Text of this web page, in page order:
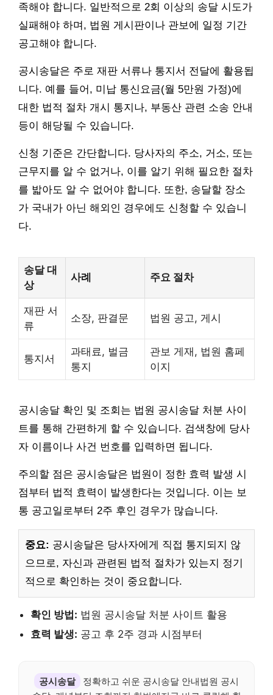
족해야 합니다. 일반적으로 2회 이상의 송달 시도가
실패해야 하며, 법원 게시판이나 관보에 일정 기간
공고해야 합니다.
공시송달은 주로 재판 서류나 통지서 전달에 활용됩
니다. 예를 들어, 미납 통신요금(월 5만원 가정)에
대한 법적 절차 개시 통지나, 부동산 관련 소송 안내
등이 해당될 수 있습니다.
신청 기준은 간단합니다. 당사자의 주소, 거소, 또는
근무지를 알 수 없거나, 이를 알기 위해 필요한 절차
를 밟아도 알 수 없어야 합니다. 또한, 송달할 장소
가 국내가 아닌 해외인 경우에도 신청할 수 있습니
다.
송달 대
상
사례 주요 절차
재판 서
류
소장, 판결문 법원 공고, 게시
통지서
과태료, 벌금
통지
관보 게재, 법원 홈페
이지
공시송달 확인 및 조회는 법원 공시송달 처분 사이
트를 통해 간편하게 할 수 있습니다. 검색창에 당사
자 이름이나 사건 번호를 입력하면 됩니다.
주의할 점은 공시송달은 법원이 정한 효력 발생 시
점부터 법적 효력이 발생한다는 것입니다. 이는 보
통 공고일로부터 2주 후인 경우가 많습니다.
중요: 공시송달은 당사자에게 직접 통지되지 않
으므로, 자신과 관련된 법적 절차가 있는지 정기
적으로 확인하는 것이 중요합니다.
확인 방법: 법원 공시송달 처분 사이트 활용
효력 발생: 공고 후 2주 경과 시점부터
공시송달
정확하고 쉬운 공시송달 안내법원 공시